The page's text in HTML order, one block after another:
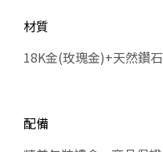
材質
18K金(玫瑰金)+天然鑽石
配備